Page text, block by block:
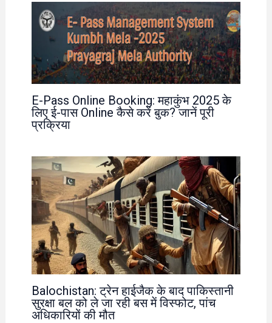
E-Pass Online Booking: महाकुंभ 2025 के
लिए ई-पास Online कैसे करें बुक? जानें पूरी
प्रक्रिया
Balochistan: ट्रेन हाईजैक के बाद पाकिस्तानी
सुरक्षा बल को ले जा रही बस में विस्फोट, पांच
अधिकारियों की मौत